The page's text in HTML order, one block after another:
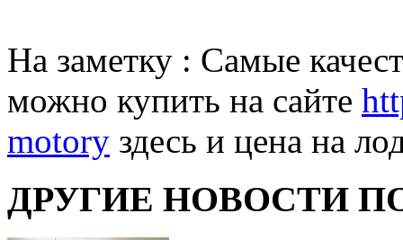
На заметку : Самые
можно купить на сайте
motory здесь и цена на
ДРУГИЕ НОВОСТИ